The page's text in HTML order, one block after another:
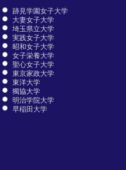
跡見学園女子大学
大妻女子大学
埼玉県立大学
実践女子大学
昭和女子大学
女子栄養大学
聖心女子大学
東京家政大学
東洋大学
獨協大学
明治学院大学
早稲田大学